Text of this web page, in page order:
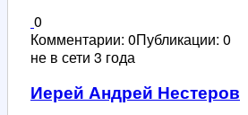
0
Комментарии: 0Публикации: 0
не в сети 3 года
Иерей Андрей Нестеров